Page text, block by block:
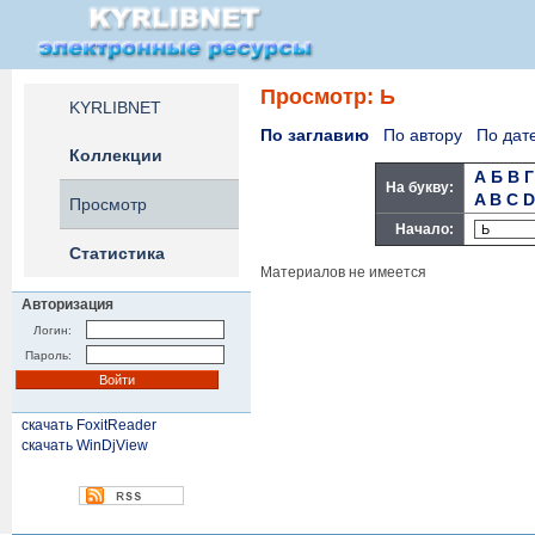
KYRLIBNET
Коллекции
Просмотр
Статистика
Авторизация
Логин:
Пароль:
скачать FoxitReader
скачать WinDjView
Просмотр: Ь
По заглавию По автору По
На букву:
А Б В Г
A B C D
Начало:
Материалов не имеется